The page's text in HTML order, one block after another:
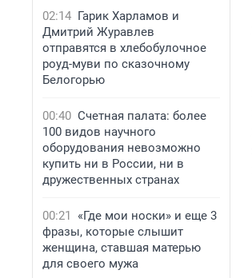
02:14 Гарик Харламов и
Дмитрий Журавлев
отправятся в хлебобулочное
роуд-муви по сказочному
Белогорью
00:40 Счетная палата: более
100 видов научного
оборудования невозможно
купить ни в России, ни в
дружественных странах
00:21
«Где мои носки» и еще 3
фразы, которые слышит
женщина, ставшая матерью
для своего мужа